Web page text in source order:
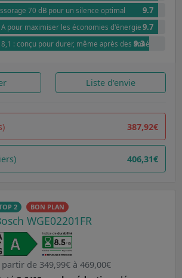
70 dB pour un silence optimal 9.7
pour maximiser les économies d'énergie 9.7
: conçu pour durer, même après des années
9.3
Liste d'envie
387,92€
406,31€
2 BON PLAN
WGE02201FR
partir de 349,99€ à 469,00€